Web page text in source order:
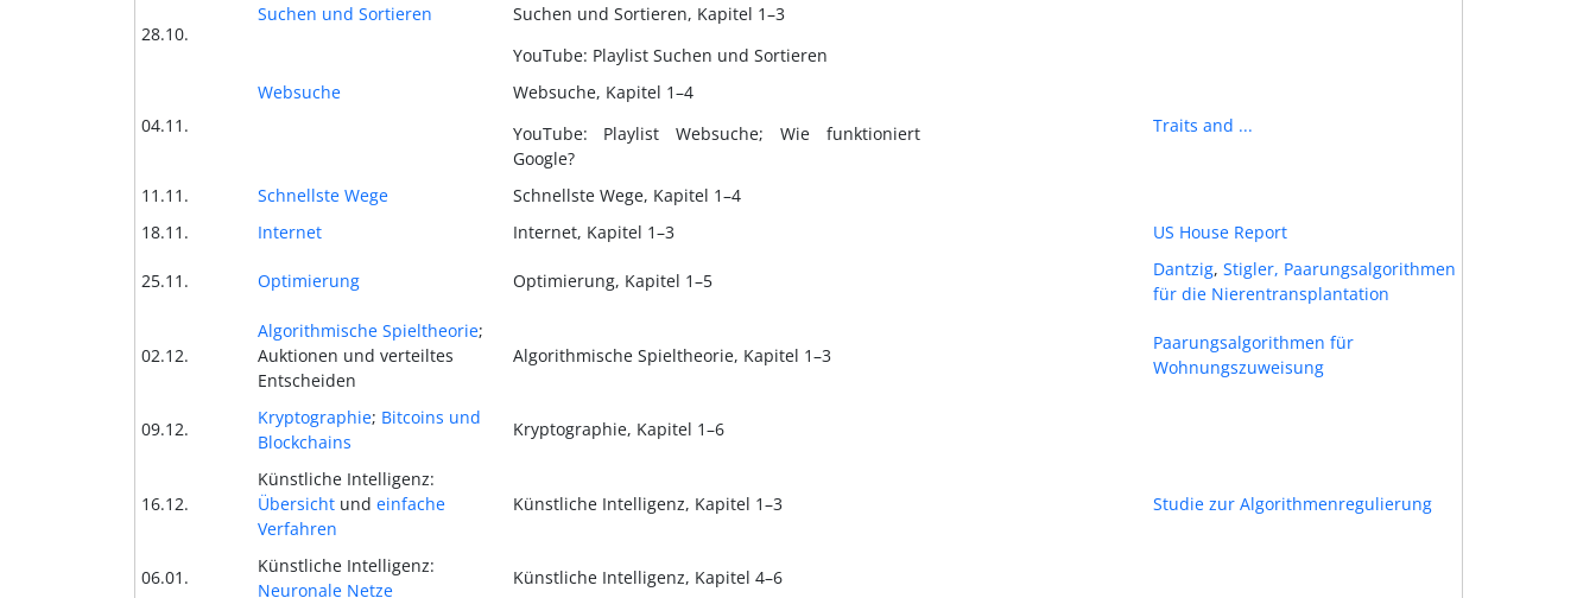
28.10.
Suchen und Sortieren
Suchen und Sortieren, Kapitel 1–3
YouTube: Playlist Suchen und Sortieren
04.11.
Websuche
Websuche, Kapitel 1–4
YouTube: Playlist Websuche; Wie funktioniert
Google?
Traits and ...
11.11. Schnellste Wege
Schnellste Wege, Kapitel 1–4
18.11.
Internet Internet, Kapitel 1–3 US House Report
25.11. Optimierung Optimierung, Kapitel 1–5
Dantzig, Stigler, Paarungsalgorithmen
für die Nierentransplantation
02.12.
Algorithmische Spieltheorie;
Auktionen und verteiltes
Entscheiden
Algorithmische Spieltheorie, Kapitel 1–3
Paarungsalgorithmen für
Wohnungszuweisung
09.12.
Kryptographie; Bitcoins und
Blockchains
Kryptographie, Kapitel 1–6
16.12.
Künstliche Intelligenz:
Übersichtund einfache
Verfahren
Künstliche Intelligenz, Kapitel 1–3 Studie zur Algorithmenregulierung
06.01.
Künstliche Intelligenz:
Neuronale Netze
Künstliche Intelligenz, Kapitel 4–6